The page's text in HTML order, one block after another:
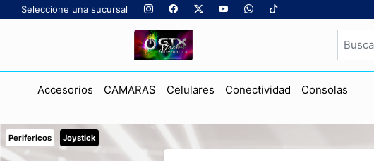
Seleccione una sucursal
Accesorios CAMARAS Celulares Conectividad Consolas
Perifericos Joystick